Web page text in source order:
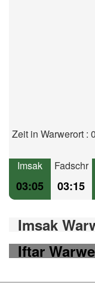
Zeit in Warwerort :
Imsak
03:05
Fadschr
03:15
Imsak
Iftar